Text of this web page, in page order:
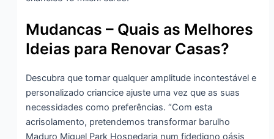
Mudancas – Quais as Melhores
Ideias para Renovar Casas?
Descubra que tornar qualquer amplitude incontestável e
personalizado criancice ajuste uma vez que as suas
necessidades como preferências. “Com esta
acrisolamento, pretendemos transformar barulho